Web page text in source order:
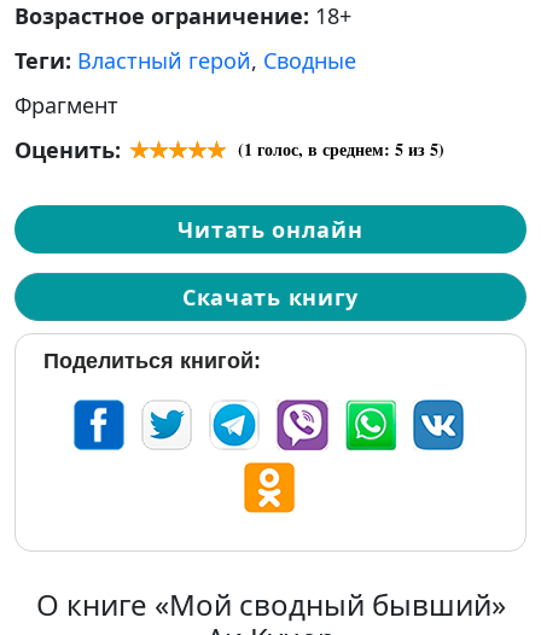
Возрастное ограничение: 18+
Теги: Властный герой, Сводные
Фрагмент
Оценить:
(1 голос, в среднем: 5из 5)
Читать онлайн
Скачать книгу
Поделиться книгой:
О книге «Мой сводный бывший»